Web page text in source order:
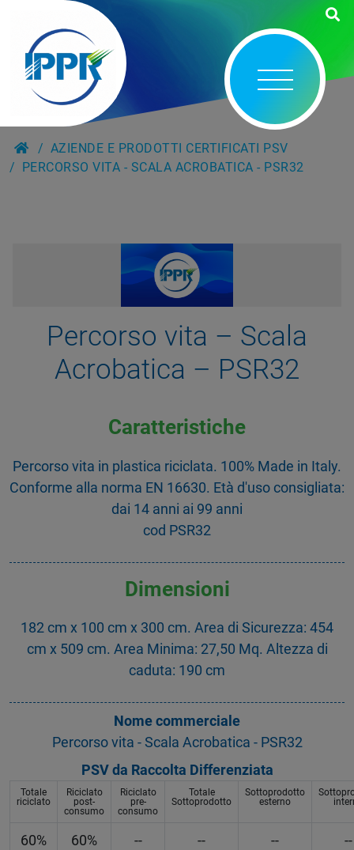
AZIENDE E PRODOTTI CERTIFICATI PSV
PERCORSO VITA - SCALA ACROBATICA - PSR32
Percorso vita – Scala
Acrobatica – PSR32
Caratteristiche
Percorso vita in plastica riciclata. 100% Made in Italy.
Conforme alla norma EN 16630. Età d'uso consigliata:
dai 14 anni ai 99 anni
cod PSR32
Dimensioni
182 cm x 100 cm x 300 cm. Area di Sicurezza: 454
cm x 509 cm. Area Minima: 27,50 Mq. Altezza di
caduta: 190 cm
Nome commerciale
Percorso vita - Scala Acrobatica - PSR32
PSV da Raccolta Differenziata
Totale
riciclato
Riciclato
post-
consumo
Riciclato
pre-
consumo
Totale
Sottoprodotto
Sottoprodotto
esterno
60% 60% -- -- -- --